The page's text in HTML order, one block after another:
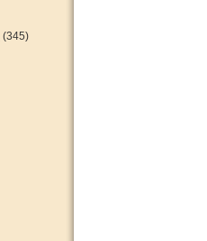
(345)